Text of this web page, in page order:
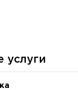
услуги